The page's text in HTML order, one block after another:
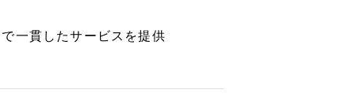
一貫したサービスを提供